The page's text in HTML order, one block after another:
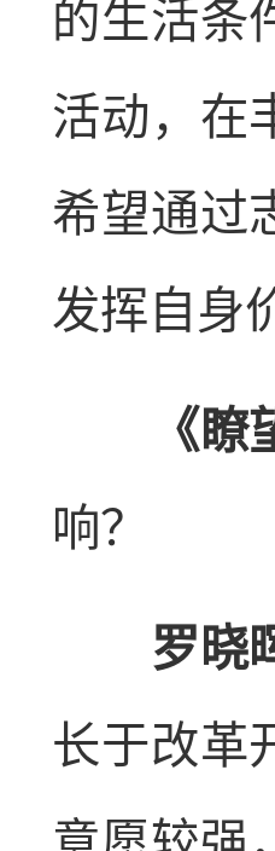
的生活条
活动，在
希望通过
发挥自身
《瞭望
响？
罗晓晖
长于改革